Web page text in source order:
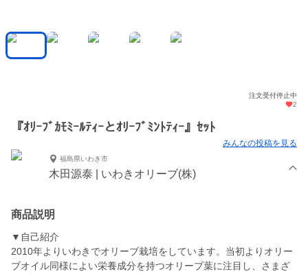
注文受付停止中
2
『ｵﾘｰﾌﾞｶﾓﾐｰﾙﾃｨｰとｵﾘｰﾌﾞﾐﾝﾄﾃｨｰ』ｾｯﾄ
みんなの投稿を見る
福島県いわき市
木田源泰 | いわきオリーブ(株)
商品説明
▼自己紹介
2010年よりいわきでオリーブ栽培をしています。当初よりオリー
ブオイル同様によい栄養成分を持つオリーブ葉に注目し、さまざ